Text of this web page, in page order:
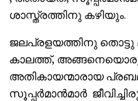
ശാസ്ത്രത്തിനു കഴിയും.
ജലപ്രളയത്തിനു
കാലത്ത്, അങ്ങനെയൊരു
അതികായന്മാരായ
സൂപ്പർമാൻമാർ